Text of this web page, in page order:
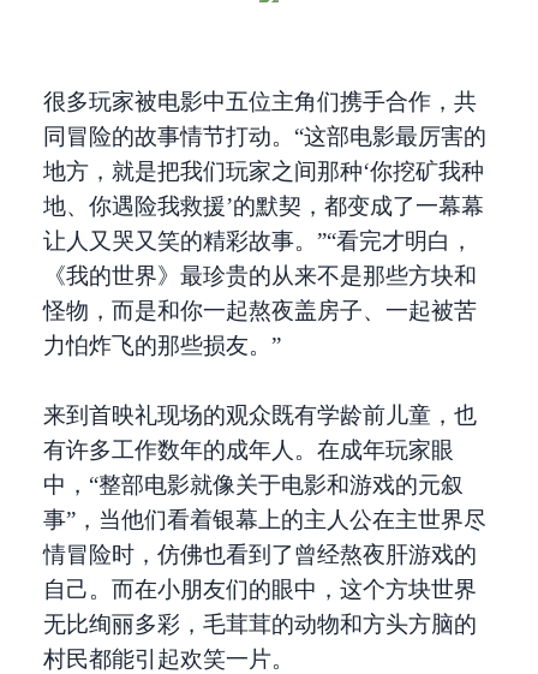
很多玩家被电影中五位主角们携手合作，共
同冒险的故事情节打动。“这部电影最厉害的
地方，就是把我们玩家之间那种‘你挖矿我种
地、你遇险我救援’的默契，都变成了一幕幕
让人又哭又笑的精彩故事。”“看完才明白，
《我的世界》最珍贵的从来不是那些方块和
怪物，而是和你一起熬夜盖房子、一起被苦
力怕炸飞的那些损友。”
来到首映礼现场的观众既有学龄前儿童，也
有许多工作数年的成年人。在成年玩家眼
中，“整部电影就像关于电影和游戏的元叙
事”，当他们看着银幕上的主人公在主世界尽
情冒险时，仿佛也看到了曾经熬夜肝游戏的
自己。而在小朋友们的眼中，这个方块世界
无比绚丽多彩，毛茸茸的动物和方头方脑的
村民都能引起欢笑一片。